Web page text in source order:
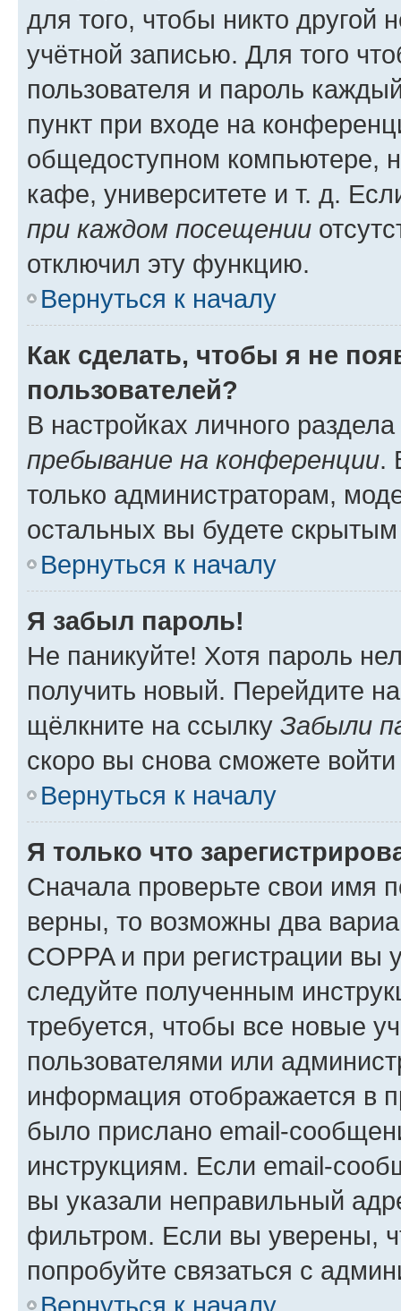
для того, чтобы никто другой
учётной записью. Для того
пользователя и пароль
пункт при входе на
общедоступном компьютере,
кафе, университете и т. д.
при каждом посещении
отключил эту функцию.
Вернуться к началу
Как сделать, чтобы я не
пользователей?
В настройках личного
пребывание на конференции.
только администраторам,
остальных вы будете
Вернуться к началу
Я забыл пароль!
Не паникуйте! Хотя пароль
получить новый. Перейдите
щёлкните на ссылку Забыли
скоро вы снова сможете
Вернуться к началу
Я только что
Сначала проверьте свои имя
верны, то возможны два
COPPA и при регистрации вы
следуйте полученным
требуется, чтобы все новые
пользователями или
информация отображается в
было прислано email-
инструкциям. Если email-
вы указали неправильный
фильтром. Если вы уверены,
попробуйте связаться с
Вернуться к началу